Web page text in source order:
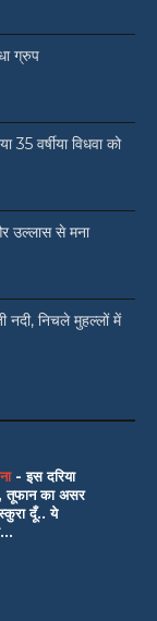
ग्रुप
वर्षीया विधवा को
उल्लास से मना
नदी, निचले मुहल्लों में
-इस दरिया
तूफान का असर
दूँ.. ये